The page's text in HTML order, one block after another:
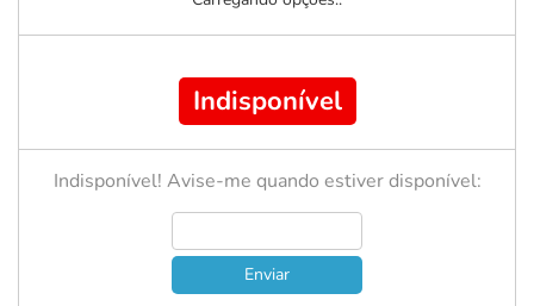
Indisponível
Indisponível! Avise-me quando estiver disponível:
Enviar